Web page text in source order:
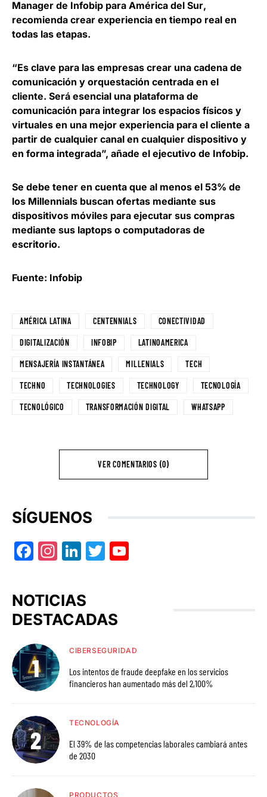
Manager de Infobip para América del Sur,
recomienda crear experiencia en tiempo real en
todas las etapas.
“Es clave para las empresas crear una cadena de
comunicación y orquestación centrada en el
cliente. Será esencial una plataforma de
comunicación para integrar los espacios físicos y
virtuales en una mejor experiencia para el cliente a
partir de cualquier canal en cualquier dispositivo y
en forma integrada”, añade el ejecutivo de Infobip.
Se debe tener en cuenta que al menos el 53% de
los Millennials buscan ofertas mediante sus
dispositivos móviles para ejecutar sus compras
mediante sus laptops o computadoras de
escritorio.
Fuente: Infobip
AMÉRICA LATINA CENTENNIALS CONECTIVIDAD
DIGITALIZACIÓN INFOBIP LATINOAMERICA
MENSAJERÍA INSTANTÁNEA MILLENIALS TECH
TECHNO TECHNOLOGIES TECHNOLOGY TECNOLOGÍA
TECNOLÓGICO TRANSFORMACIÓN DIGITAL WHATSAPP
VER COMENTARIOS (0)
SÍGUENOS
Facebook
Instagram
LinkedIn
Twitter
NOTICIAS
DESTACADAS
CIBERSEGURIDAD
Los intentos de fraude deepfake en los servicios
financieros han aumentado más del 2,100%
TECNOLOGÍA
El 39% de las competencias laborales cambiará antes
de 2030
PRODUCTOS